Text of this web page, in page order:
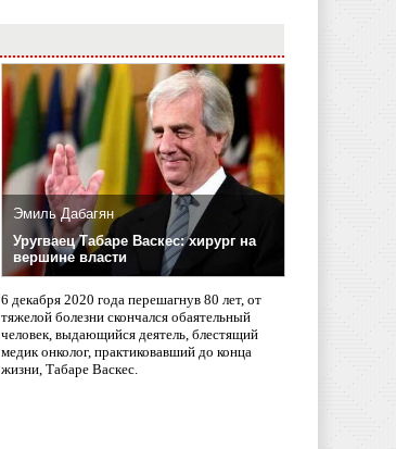
Эмиль Дабагян
Уругваец Табаре Васкес: хирург на
вершине власти
6 декабря 2020 года перешагнув 80 лет, от
тяжелой болезни скончался обаятельный
человек, выдающийся деятель, блестящий
медик онколог, практиковавший до конца
жизни, Табаре Васкес.